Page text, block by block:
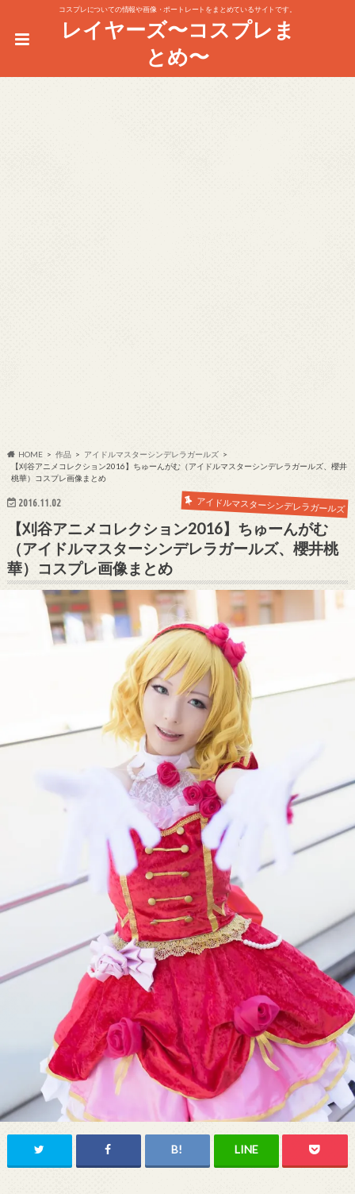
コスプレについての情報や画像・ポートレートをまとめているサイトです。
レイヤーズ〜コスプレま
とめ〜
HOME 作品
アイドルマスターシンデレラガールズ
【刈谷アニメコレクション2016】ちゅーんがむ（アイドルマスターシンデレラガールズ、櫻井
桃華）コスプレ画像まとめ
2016.11.02 アイドルマスターシンデレラガールズ
【刈谷アニメコレクション2016】ちゅーんがむ
（アイドルマスターシンデレラガールズ、櫻井桃
華）コスプレ画像まとめ